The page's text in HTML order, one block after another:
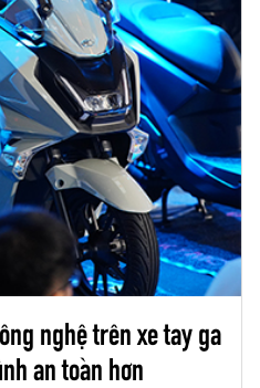
nghệ trên xe tay ga
an toàn hơn